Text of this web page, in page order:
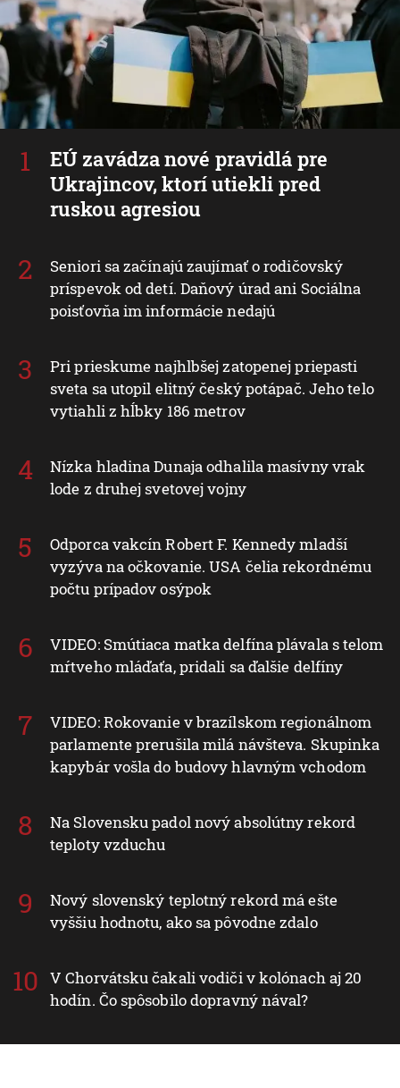
EÚ zavádza nové pravidlá pre
Ukrajincov, ktorí utiekli pred
ruskou agresiou
Seniori sa začínajú zaujímať o rodičovský
príspevok od detí. Daňový úrad ani Sociálna
poisťovňa im informácie nedajú
Pri prieskume najhlbšej zatopenej priepasti
sveta sa utopil elitný český potápač. Jeho telo
vytiahli z hĺbky 186 metrov
Nízka hladina Dunaja odhalila masívny vrak
lode z druhej svetovej vojny
Odporca vakcín Robert F. Kennedy mladší
vyzýva na očkovanie. USA čelia rekordnému
počtu prípadov osýpok
VIDEO: Smútiaca matka delfína plávala s telom
mŕtveho mláďaťa, pridali sa ďalšie delfíny
VIDEO: Rokovanie v brazílskom regionálnom
parlamente prerušila milá návšteva. Skupinka
kapybár vošla do budovy hlavným vchodom
Na Slovensku padol nový absolútny rekord
teploty vzduchu
Nový slovenský teplotný rekord má ešte
vyššiu hodnotu, ako sa pôvodne zdalo
V Chorvátsku čakali vodiči v kolónach aj 20
hodín. Čo spôsobilo dopravný nával?